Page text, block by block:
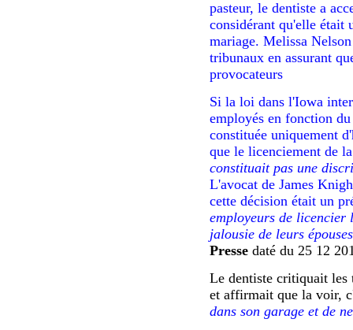
pasteur, le dentiste a
considérant qu'elle était
mariage. Melissa
tribunaux en assurant
provocateurs
Si la loi dans l'Iowa
employés en fonction
constituée uniquement
que le licenciement de
constituait pas une
L'avocat de James
cette décision était un
employeurs de licencier
jalousie de leurs
Presse daté du 25 12
Le dentiste critiquait les
et affirmait que la voir,
dans son garage et de